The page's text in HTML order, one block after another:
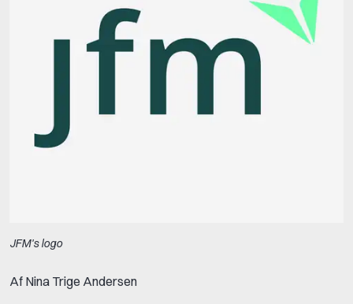
JFM's logo
Af Nina Trige Andersen